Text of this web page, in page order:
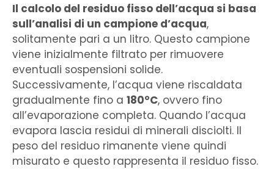
Il calcolo del residuo fisso dell’acqua si basa
sull’analisi di un campione d’acqua,
solitamente pari a un litro. Questo campione
viene inizialmente filtrato per rimuovere
eventuali sospensioni solide.
Successivamente, l’acqua viene riscaldata
gradualmente fino a 180°C, ovvero fino
all’evaporazione completa. Quando l’acqua
evapora lascia residui di minerali disciolti. Il
peso del residuo rimanente viene quindi
misurato e questo rappresenta il residuo fisso.